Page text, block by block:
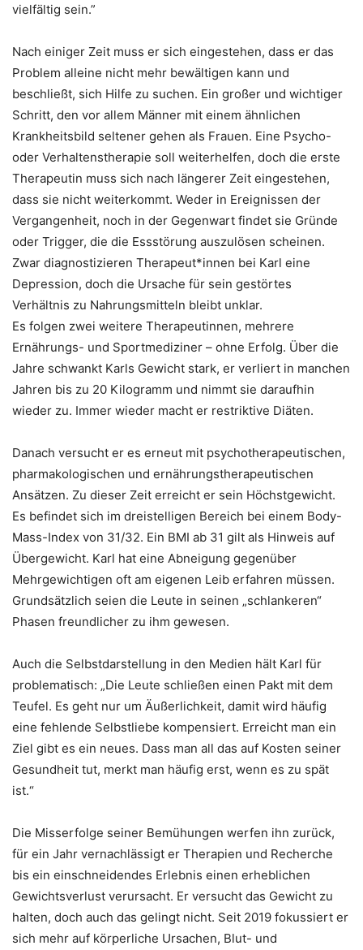
vielfältig sein.”
Nach einiger Zeit muss er sich eingestehen, dass er das
Problem alleine nicht mehr bewältigen kann und
beschließt, sich Hilfe zu suchen. Ein großer und wichtiger
Schritt, den vor allem Männer mit einem ähnlichen
Krankheitsbild seltener gehen als Frauen. Eine Psycho-
oder Verhaltenstherapie soll weiterhelfen, doch die erste
Therapeutin muss sich nach längerer Zeit eingestehen,
dass sie nicht weiterkommt. Weder in Ereignissen der
Vergangenheit, noch in der Gegenwart findet sie Gründe
oder Trigger, die die Essstörung auszulösen scheinen.
Zwar diagnostizieren Therapeut*innen bei Karl eine
Depression, doch die Ursache für sein gestörtes
Verhältnis zu Nahrungsmitteln bleibt unklar.
Es folgen zwei weitere Therapeutinnen, mehrere
Ernährungs- und Sportmediziner – ohne Erfolg. Über die
Jahre schwankt Karls Gewicht stark, er verliert in manchen
Jahren bis zu 20 Kilogramm und nimmt sie daraufhin
wieder zu. Immer wieder macht er restriktive Diäten.
Danach versucht er es erneut mit psychotherapeutischen,
pharmakologischen und ernährungstherapeutischen
Ansätzen. Zu dieser Zeit erreicht er sein Höchstgewicht.
Es befindet sich im dreistelligen Bereich bei einem Body-
Mass-Index von 31/32. Ein BMI ab 31 gilt als Hinweis auf
Übergewicht. Karl hat eine Abneigung gegenüber
Mehrgewichtigen oft am eigenen Leib erfahren müssen.
Grundsätzlich seien die Leute in seinen „schlankeren“
Phasen freundlicher zu ihm gewesen.
Auch die Selbstdarstellung in den Medien hält Karl für
problematisch: „Die Leute schließen einen Pakt mit dem
Teufel. Es geht nur um Äußerlichkeit, damit wird häufig
eine fehlende Selbstliebe kompensiert. Erreicht man ein
Ziel gibt es ein neues. Dass man all das auf Kosten seiner
Gesundheit tut, merkt man häufig erst, wenn es zu spät
ist.“
Die Misserfolge seiner Bemühungen werfen ihn zurück,
für ein Jahr vernachlässigt er Therapien und Recherche
bis ein einschneidendes Erlebnis einen erheblichen
Gewichtsverlust verursacht. Er versucht das Gewicht zu
halten, doch auch das gelingt nicht. Seit 2019 fokussiert er
sich mehr auf körperliche Ursachen, Blut- und